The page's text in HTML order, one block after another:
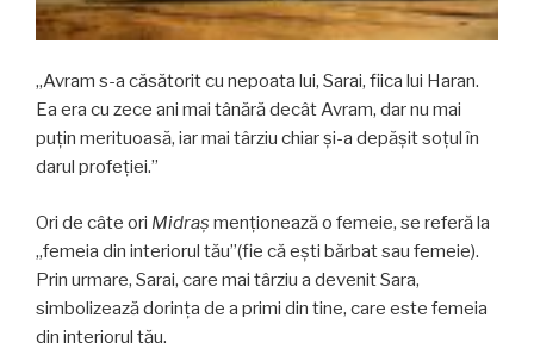
„Avram s-a căsătorit cu nepoata lui, Sarai, fiica lui Haran.
Ea era cu zece ani mai tânără decât Avram, dar nu mai
puţin merituoasă, iar mai târziu chiar și-a depășit soțul în
darul profeției.”
Ori de câte ori Midraș menționează o femeie, se referă la
„femeia din interiorul tău”(fie că eşti bărbat sau femeie).
Prin urmare, Sarai, care mai târziu a devenit Sara,
simbolizează dorința de a primi din tine, care este femeia
din interiorul tău.